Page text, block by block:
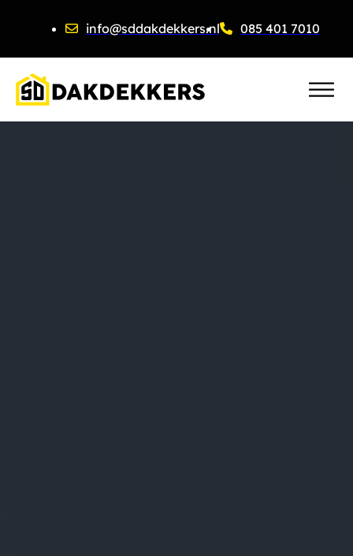
info@sddakdekkers.nl 085 401 7010